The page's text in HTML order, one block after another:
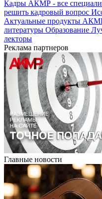
Кадры АКМР - все
решить кадровый вопрос
Актуальные продукты
литературы Образование
лекторы
Реклама партнеров
Главные новости